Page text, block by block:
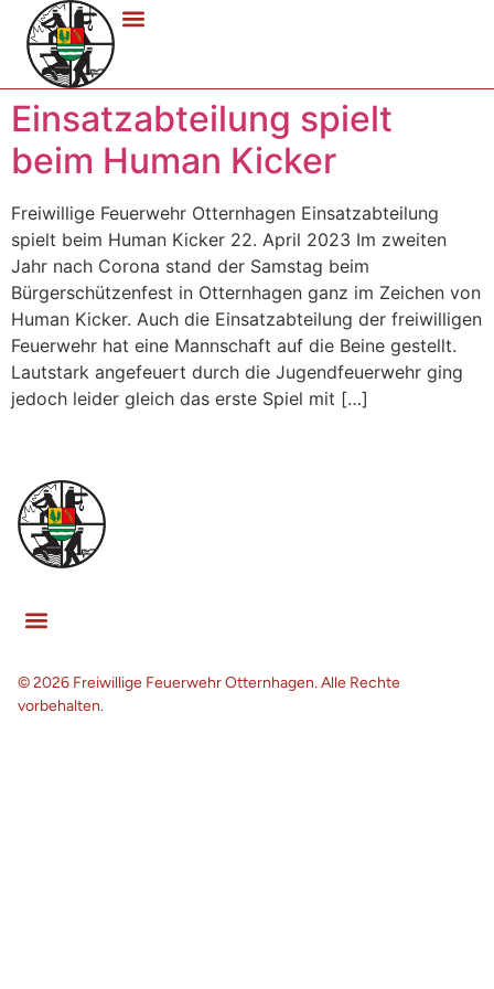
Einsatzabteilung spielt
beim Human Kicker
Freiwillige Feuerwehr Otternhagen Einsatzabteilung
spielt beim Human Kicker 22. April 2023 Im zweiten
Jahr nach Corona stand der Samstag beim
Bürgerschützenfest in Otternhagen ganz im Zeichen von
Human Kicker. Auch die Einsatzabteilung der freiwilligen
Feuerwehr hat eine Mannschaft auf die Beine gestellt.
Lautstark angefeuert durch die Jugendfeuerwehr ging
jedoch leider gleich das erste Spiel mit […]
© 2026 Freiwillige Feuerwehr Otternhagen. Alle Rechte
vorbehalten.